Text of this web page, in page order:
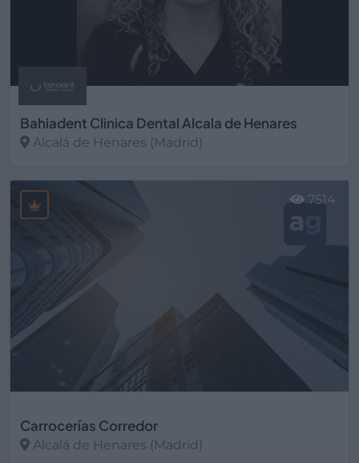
Bahiadent Clinica Dental Alcala de Henares
Alcalá de Henares (Madrid)
Carrocerías Corredor
Alcalá de Henares (Madrid)
7514